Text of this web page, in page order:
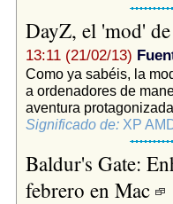
DayZ, el 'mod'
13:11 (21/02/13)
Como ya sabéis, la
a ordenadores de
aventura
Significado de:XP
Baldur's Gate:
febrero en Mac